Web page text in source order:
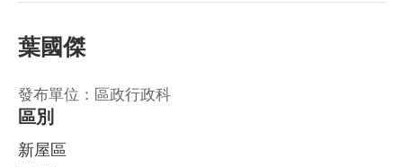
葉國傑
發布單位：區政行政科
區別
新屋區